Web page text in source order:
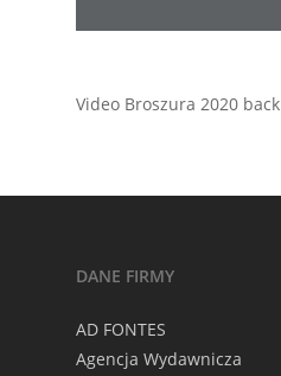
Video Broszura 2020 back
DANE FIRMY
AD FONTES
Agencja Wydawnicza